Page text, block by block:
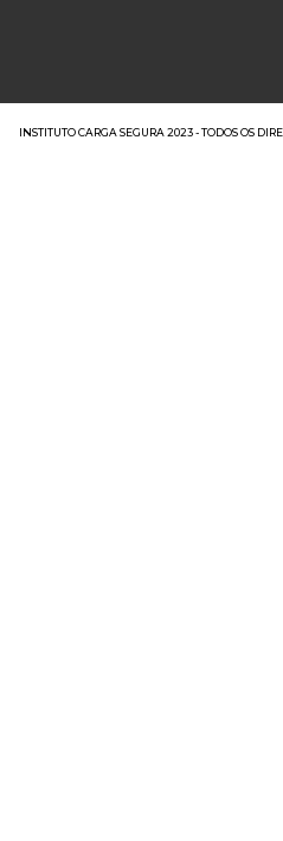
INSTITUTO CARGA SEGURA 2023 - TODOS OS